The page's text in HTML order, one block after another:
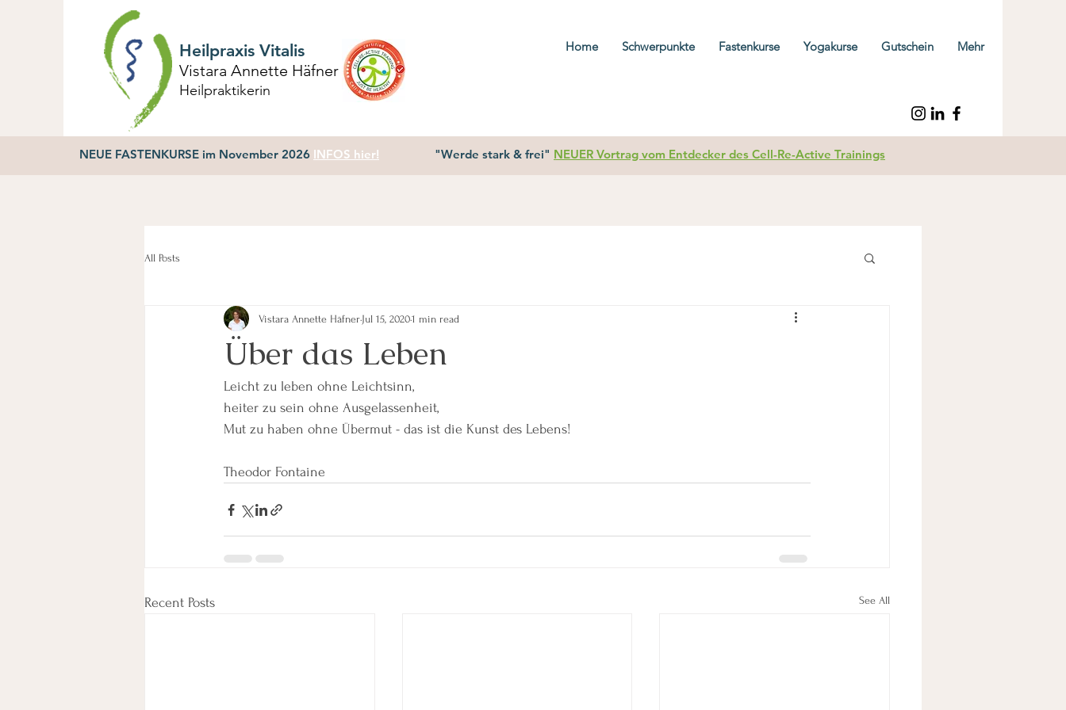
Heilpraxis Vitalis
Vistara Annette Häfner
Heilpraktikerin
Home Schwerpunkte Fastenkurse Yogakurse Gutschein Mehr
NEUE FASTENKURSE im November 2026 INFOS hier! "Werde stark & frei" NEUER Vortrag vom Entdecker des Cell-Re-Active Trainings
All Posts
Über das Leben
Vistara Annette Häfner Jul 15, 20201 min read
Leicht zu leben ohne Leichtsinn,
heiter zu sein ohne Ausgelassenheit,
Mut zu haben ohne Übermut - das ist die Kunst des Lebens!
Theodor Fontaine
Recent Posts See All